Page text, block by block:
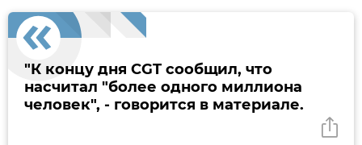
"К концу дня CGT сообщил, что
насчитал "более одного миллиона
человек", - говорится в материале.